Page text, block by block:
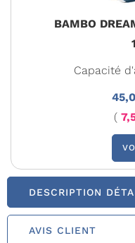
BAMBO
Capacité
(
DESCRIPTION
AVIS CLIENT